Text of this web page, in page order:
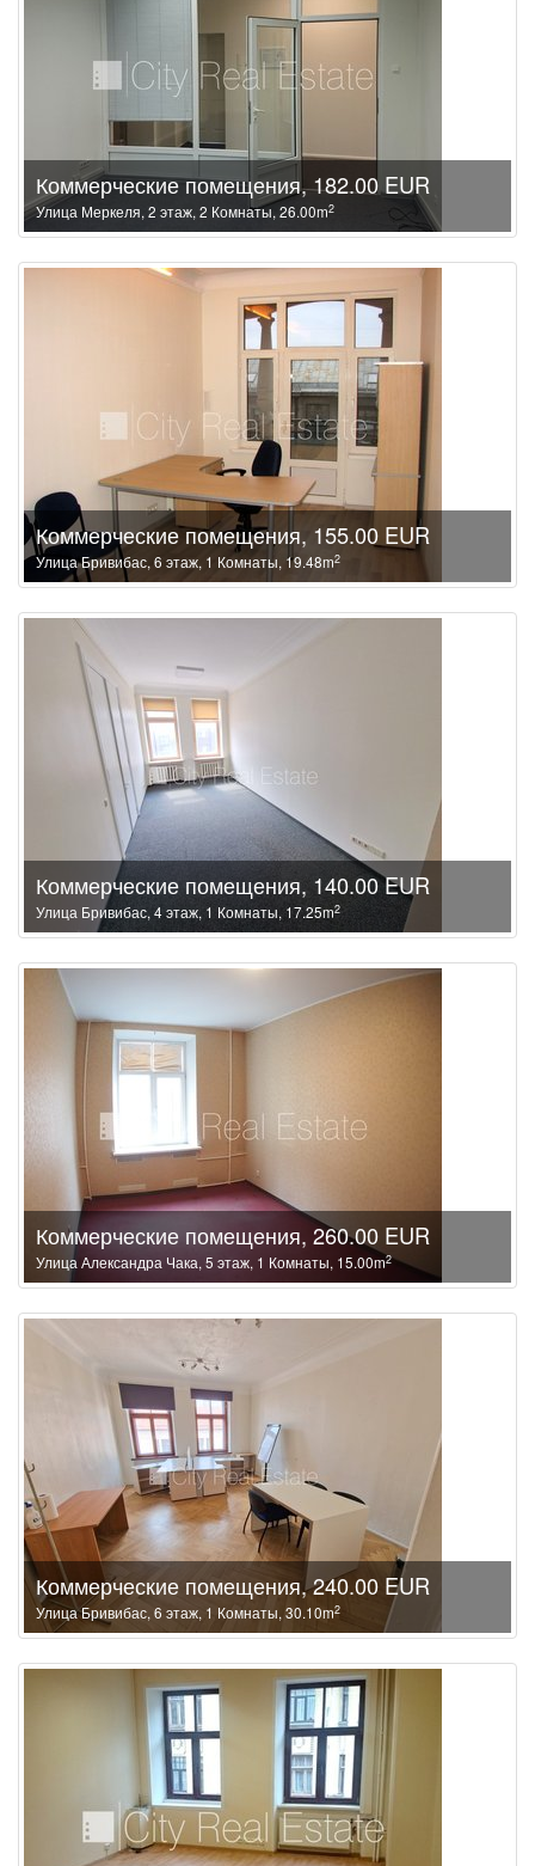
Коммерческие помещения, 182.00 EUR
Улица Меркеля, 2 этаж, 2 Комнаты, 26.00m2
Коммерческие помещения, 155.00 EUR
Улица Бривибас, 6 этаж, 1 Комнаты, 19.48m2
Коммерческие помещения, 140.00 EUR
Улица Бривибас, 4 этаж, 1 Комнаты, 17.25m2
Коммерческие помещения, 260.00 EUR
Улица Александра Чака, 5 этаж, 1 Комнаты, 15.00m2
Коммерческие помещения, 240.00 EUR
Улица Бривибас, 6 этаж, 1 Комнаты, 30.10m2